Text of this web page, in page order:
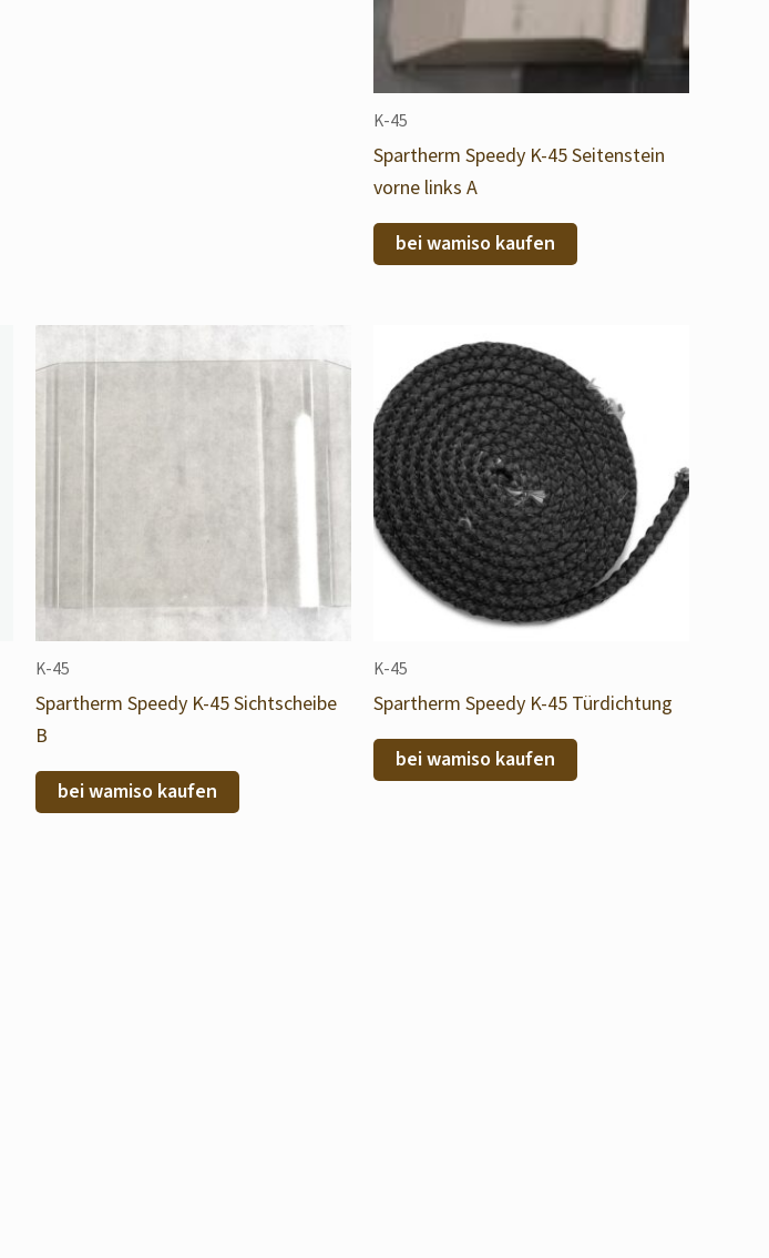
K-45
Spartherm Speedy K-45 Seitenstein
vorne links A
bei wamiso kaufen
K-45
Spartherm Speedy K-45 Sichtscheibe
B
bei wamiso kaufen
K-45
Spartherm Speedy K-45 Türdichtung
bei wamiso kaufen